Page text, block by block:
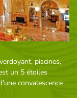
piscines,
un 5 étoiles
convalescence